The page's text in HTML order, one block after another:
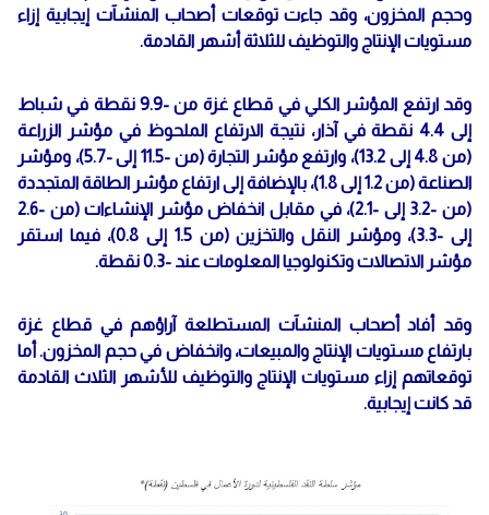
وحجم المخزون، وقد جاءت توقعات أصحاب المنشآت إيجابية إزاء
مستويات الإنتاج والتوظيف للثلاثة أشهر القادمة.
وقد ارتفع المؤشر الكلي في قطاع غزة من -9.9 نقطة في شباط
إلى 4.4 نقطة في آذار، نتيجة الارتفاع الملحوظ في مؤشر الزراعة
(من 4.8 إلى 13.2)، وارتفع مؤشر التجارة (من -11.5 إلى -5.7)، ومؤشر
الصناعة (من 1.2 إلى 1.8)، بالإضافة إلى ارتفاع مؤشر الطاقة المتجددة
(من -3.2 إلى -2.1)، في مقابل انخفاض مؤشر الإنشاءات (من -2.6
إلى -3.3)، ومؤشر النقل والتخزين (من 1.5 إلى 0.8)، فيما استقر
مؤشر الاتصالات وتكنولوجيا المعلومات عند -0.3 نقطة.
وقد أفاد أصحاب المنشآت المستطلعة آراؤهم في قطاع غزة
بارتفاع مستويات الإنتاج والمبيعات، وانخفاض في حجم المخزون. أما
توقعاتهم إزاء مستويات الإنتاج والتوظيف للأشهر الثلاث القادمة
قد كانت إيجابية.